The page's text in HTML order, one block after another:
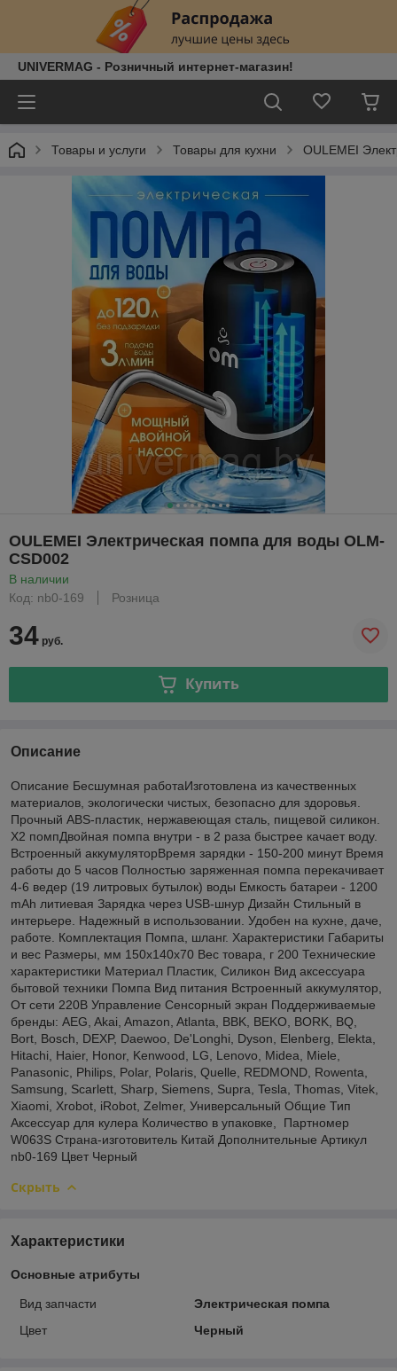
UNIVERMAG - Розничный интернет-магазин!
Товары и услуги Товары для кухни OULEMEI
OULEMEI Электрическая помпа для воды OLM-
CSD002
В наличии
Код: nb0-169
Розница
34 руб.
Купить
Описание
Описание Бесшумная работаИзготовлена из качественных
материалов, экологически чистых, безопасно для здоровья.
Прочный ABS-пластик, нержавеющая сталь, пищевой силикон.
Х2 помпДвойная помпа внутри - в 2 раза быстрее качает воду.
Встроенный аккумуляторВремя зарядки - 150-200 минут Время
работы до 5 часов Полностью заряженная помпа перекачивает
4-6 ведер (19 литровых бутылок) воды Емкость батареи - 1200
mAh литиевая Зарядка через USB-шнур Дизайн Стильный в
интерьере. Надежный в использовании. Удобен на кухне, даче,
работе. Комплектация Помпа, шланг. Характеристики Габариты
и вес Размеры, мм 150х140х70 Вес товара, г 200 Технические
характеристики Материал Пластик, Силикон Вид аксессуара
бытовой техники Помпа Вид питания Встроенный аккумулятор,
От сети 220В Управление Сенсорный экран Поддерживаемые
бренды: AEG, Akai, Amazon, Atlanta, BBK, BEKO, BORK, BQ,
Bort, Bosch, DEXP, Daewoo, De'Longhi, Dyson, Elenberg, Elekta,
Hitachi, Haier, Honor, Kenwood, LG, Lenovo, Midea, Miele,
Panasonic, Philips, Polar, Polaris, Quelle, REDMOND, Rowenta,
Samsung, Scarlett, Sharp, Siemens, Supra, Tesla, Thomas, Vitek,
Xiaomi, Xrobot, iRobot, Zelmer, Универсальный Общие Тип
Аксессуар для кулера Количество в упаковке, Партномер
W063S Страна-изготовитель Китай Дополнительные Артикул
nb0-169 Цвет Черный
Скрыть
Характеристики
Основные атрибуты
Вид запчасти
Электрическая помпа
Цвет
Черный